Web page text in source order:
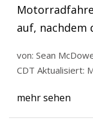
auf, nachdem
von: Sean
CDT Aktualisiert:
mehr sehen